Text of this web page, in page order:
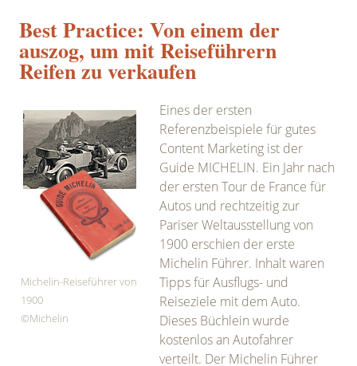
Best Practice: Von einem der
auszog, um mit Reiseführern
Reifen zu verkaufen
Michelin-Reiseführer von
1900
©Michelin
Eines der ersten
Referenzbeispiele für gutes
Content Marketing ist der
Guide MICHELIN. Ein Jahr nach
der ersten Tour de France für
Autos und rechtzeitig zur
Pariser Weltausstellung von
1900 erschien der erste
Michelin Führer. Inhalt waren
Tipps für Ausflugs- und
Reiseziele mit dem Auto.
Dieses Büchlein wurde
kostenlos an Autofahrer
verteilt. Der Michelin Führer